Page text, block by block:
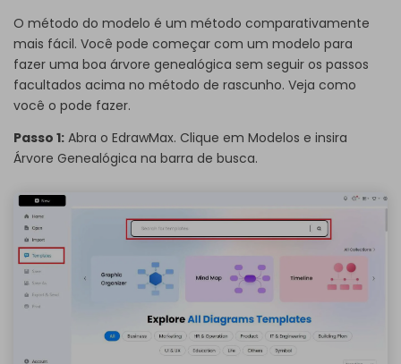
O método do modelo é um método comparativamente
mais fácil. Você pode começar com um modelo para
fazer uma boa árvore genealógica sem seguir os passos
facultados acima no método de rascunho. Veja como
você o pode fazer.
Passo 1: Abra o EdrawMax. Clique em Modelos e insira
Árvore Genealógica na barra de busca.